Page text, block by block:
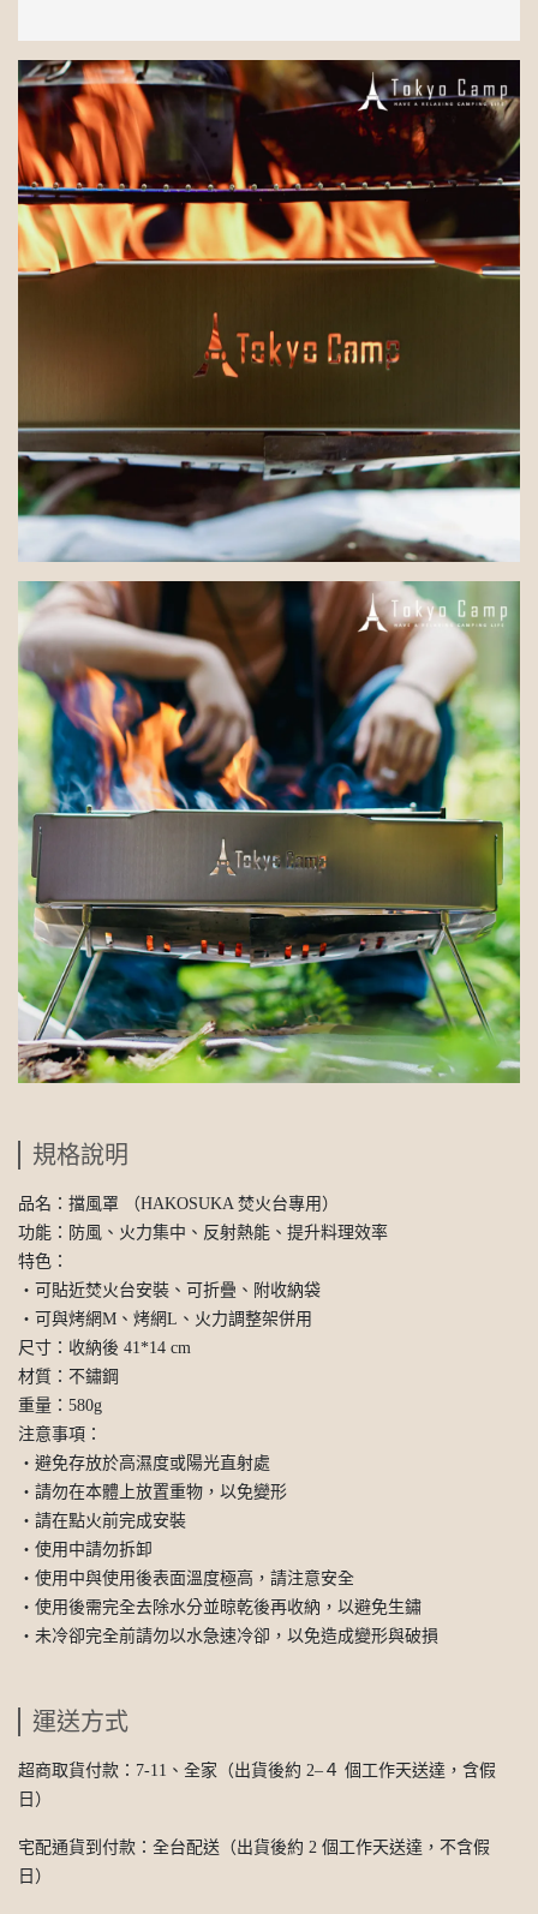
規格說明
品名：擋風罩 （HAKOSUKA 焚火台專用）
功能：防風、火力集中、反射熱能、提升料理效率
特色：
・可貼近焚火台安裝、可折疊、附收納袋
・可與烤網M、烤網L、火力調整架併用
尺寸：收納後 41*14 cm
材質：不鏽鋼
重量：580g
注意事項：
・避免存放於高濕度或陽光直射處
・請勿在本體上放置重物，以免變形
・請在點火前完成安裝
・使用中請勿拆卸
・使用中與使用後表面溫度極高，請注意安全
・使用後需完全去除水分並晾乾後再收納，以避免生鏽
・未冷卻完全前請勿以水急速冷卻，以免造成變形與破損
運送方式
超商取貨付款：7-11、全家（出貨後約 2–４ 個工作天送達，含假
日）
宅配通貨到付款：全台配送（出貨後約 2 個工作天送達，不含假
日）